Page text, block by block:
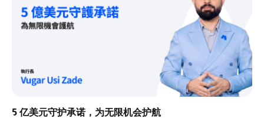
5 亿美元守护承诺，为无限机会护航